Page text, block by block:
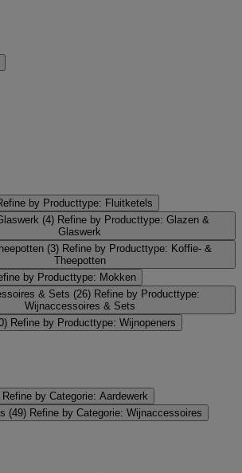
by Producttype: Fluitketels
(4) Refine by Producttype: Glazen &
Glaswerk
(3) Refine by Producttype: Koffie- &
Theepotten
by Producttype: Mokken
& Sets (26) Refine by Producttype:
Wijnaccessoires & Sets
Refine by Producttype: Wijnopeners
Refine by Categorie: Aardewerk
(49) Refine by Categorie: Wijnaccessoires